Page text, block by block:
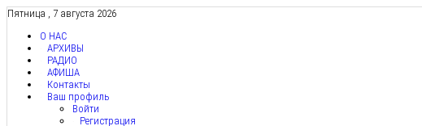
Пятница , 7 августа 2026
О НАС
АРХИВЫ
РАДИО
АФИША
Контакты
Ваш профиль
Войти
Регистрация